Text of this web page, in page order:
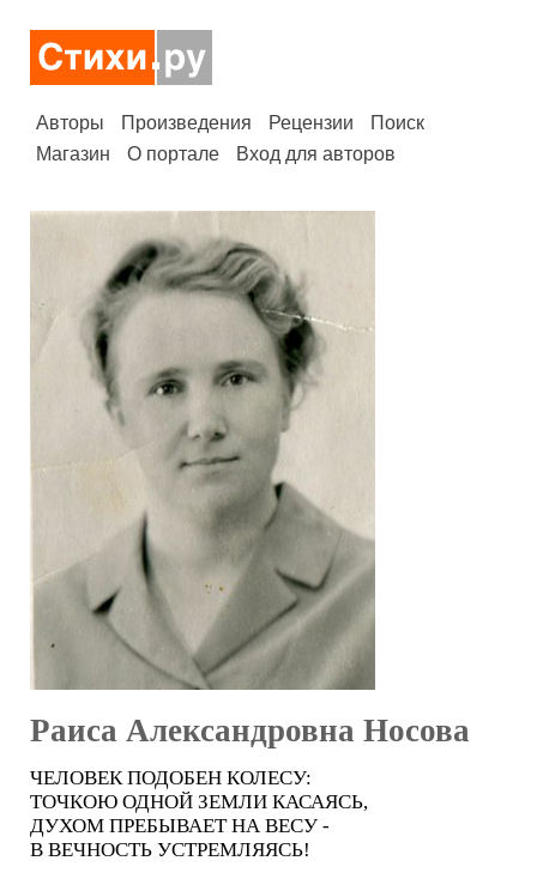
Авторы Произведения Рецензии
Поиск
Магазин
О портале Вход для авторов
Раиса Александровна Носова
ЧЕЛОВЕК ПОДОБЕН КОЛЕСУ:
ТОЧКОЮ ОДНОЙ ЗЕМЛИ КАСАЯСЬ,
ДУХОМ ПРЕБЫВАЕТ НА ВЕСУ -
В ВЕЧНОСТЬ УСТРЕМЛЯЯСЬ!